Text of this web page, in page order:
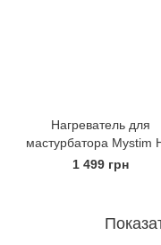
Нагреватель для
мастурбатора Mystim
Rod
1 499 грн